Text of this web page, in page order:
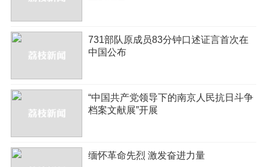
731部队原成员83分钟口述证言首次在
中国公布
“中国共产党领导下的南京人民抗日斗争
档案文献展”开展
缅怀革命先烈 激发奋进力量